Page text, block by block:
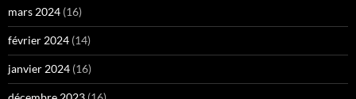
mars 2024 (16)
février 2024 (14)
janvier 2024 (16)